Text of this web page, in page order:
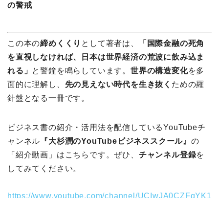
の警戒
この本の締めくくり として著者は、
「国際金融の死角
を直視しなければ、日本は世界経済の荒波に飲み込ま
れる」 と警鐘を鳴らしています。世界の構造変化を多
面的に理解し、 先の見えない時代を生き抜く ための羅
針盤となる一冊です。
ビジネス書の紹介・活用法を配信しているYouTubeチ
ャンネル 『大杉潤のYouTubeビジネススクール』の
「紹介動画」はこちらです。ぜひ、 チャンネル登録を
してみてください。
https://www.youtube.com/channel/UCIwJA0CZFgYK1